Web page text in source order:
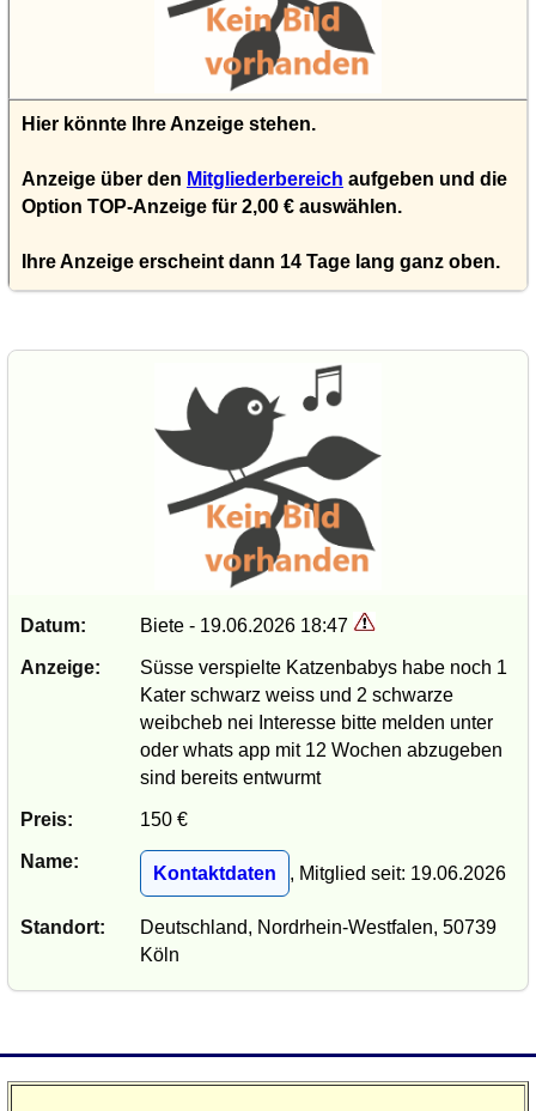
Hier könnte Ihre Anzeige stehen.
Anzeige über den Mitgliederbereich aufgeben und die
Option TOP-Anzeige für 2,00 € auswählen.
Ihre Anzeige erscheint dann 14 Tage lang ganz oben.
Datum: Biete - 19.06.2026 18:47
Anzeige:
Süsse verspielte Katzenbabys habe noch 1
Kater schwarz weiss und 2 schwarze
weibcheb nei Interesse bitte melden unter
oder whats app mit 12 Wochen abzugeben
sind bereits entwurmt
Preis: 150 €
Name:
Kontaktdaten , Mitglied seit: 19.06.2026
Standort:
Deutschland, Nordrhein-Westfalen, 50739
Köln